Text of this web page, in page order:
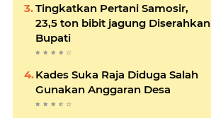
Tingkatkan Pertani Samosir,
23,5 ton bibit jagung Diserahkan
Bupati
Kades Suka Raja Diduga Salah
Gunakan Anggaran Desa